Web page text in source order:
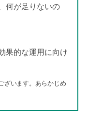
何が足りないの
果的な運用に向け
ざいます。あらかじめ